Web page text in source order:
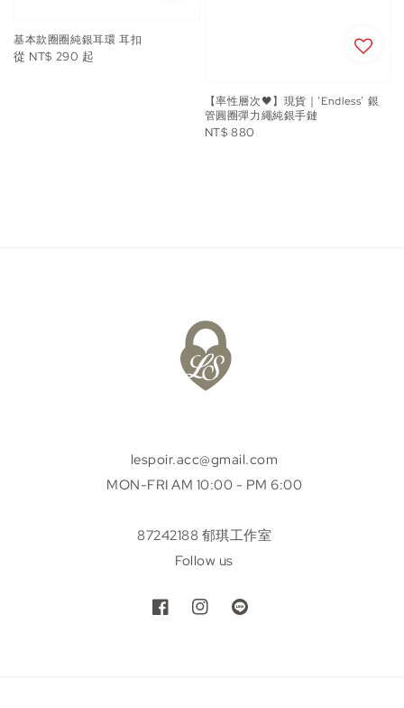
基本款圈圈純銀耳環 耳扣
Regular
從 NT$ 290 起
【率性層次🖤】現貨｜’Endless’ 銀
管圓圈彈力繩純銀手鏈
Regular
NT$ 880
lespoir.acc@gmail.com
MON-FRI AM 10:00 - PM 6:00
87242188 郁琪工作室
Follow us